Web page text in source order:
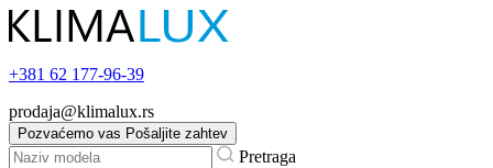
+381 62 177-96-39
prodaja@klimalux.rs
Pozvaćemo vas Pošaljite zahtev
Pretraga